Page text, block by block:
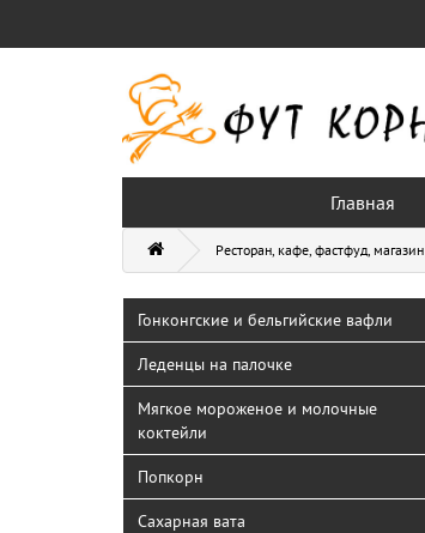
Главная
Ресторан, кафе, фастфуд, магазин
Гонконгские и бельгийские вафли
Леденцы на палочке
Мягкое мороженое и молочные
коктейли
Попкорн
Сахарная вата